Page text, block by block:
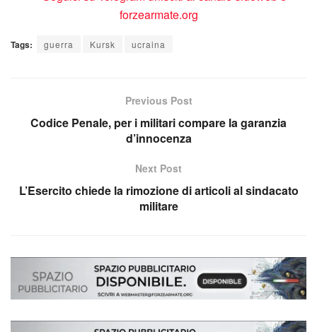
Tags: guerra Kursk ucraina
Previous Post
Codice Penale, per i militari compare la garanzia
d’innocenza
Next Post
L’Esercito chiede la rimozione di articoli al sindacato
militare